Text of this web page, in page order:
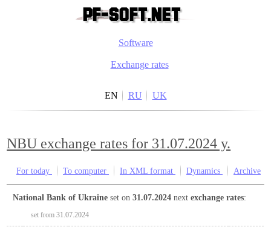
Software
Exchange rates
EN RU UK
NBU exchange rates for 31.07.2024 y.
For today To computer In XML format Dynamics Archive
National Bank of Ukraine set on31.07.2024 nextexchange rates:
set from 31.07.2024